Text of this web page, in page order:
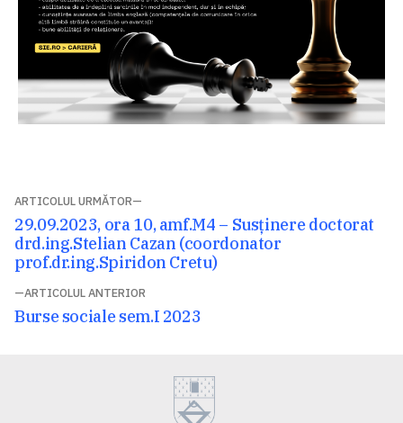
Navigare
în
articole
ARTICOLUL ANTERIOR
Articolul
Burse sociale sem.I 2023
ARTICOLUL URMĂTOR
Articolul
următor:
29.09.2023, ora 10, amf.M4 – Susținere doctorat
drd.ing.Stelian Cazan (coordonator
prof.dr.ing.Spiridon Cretu)